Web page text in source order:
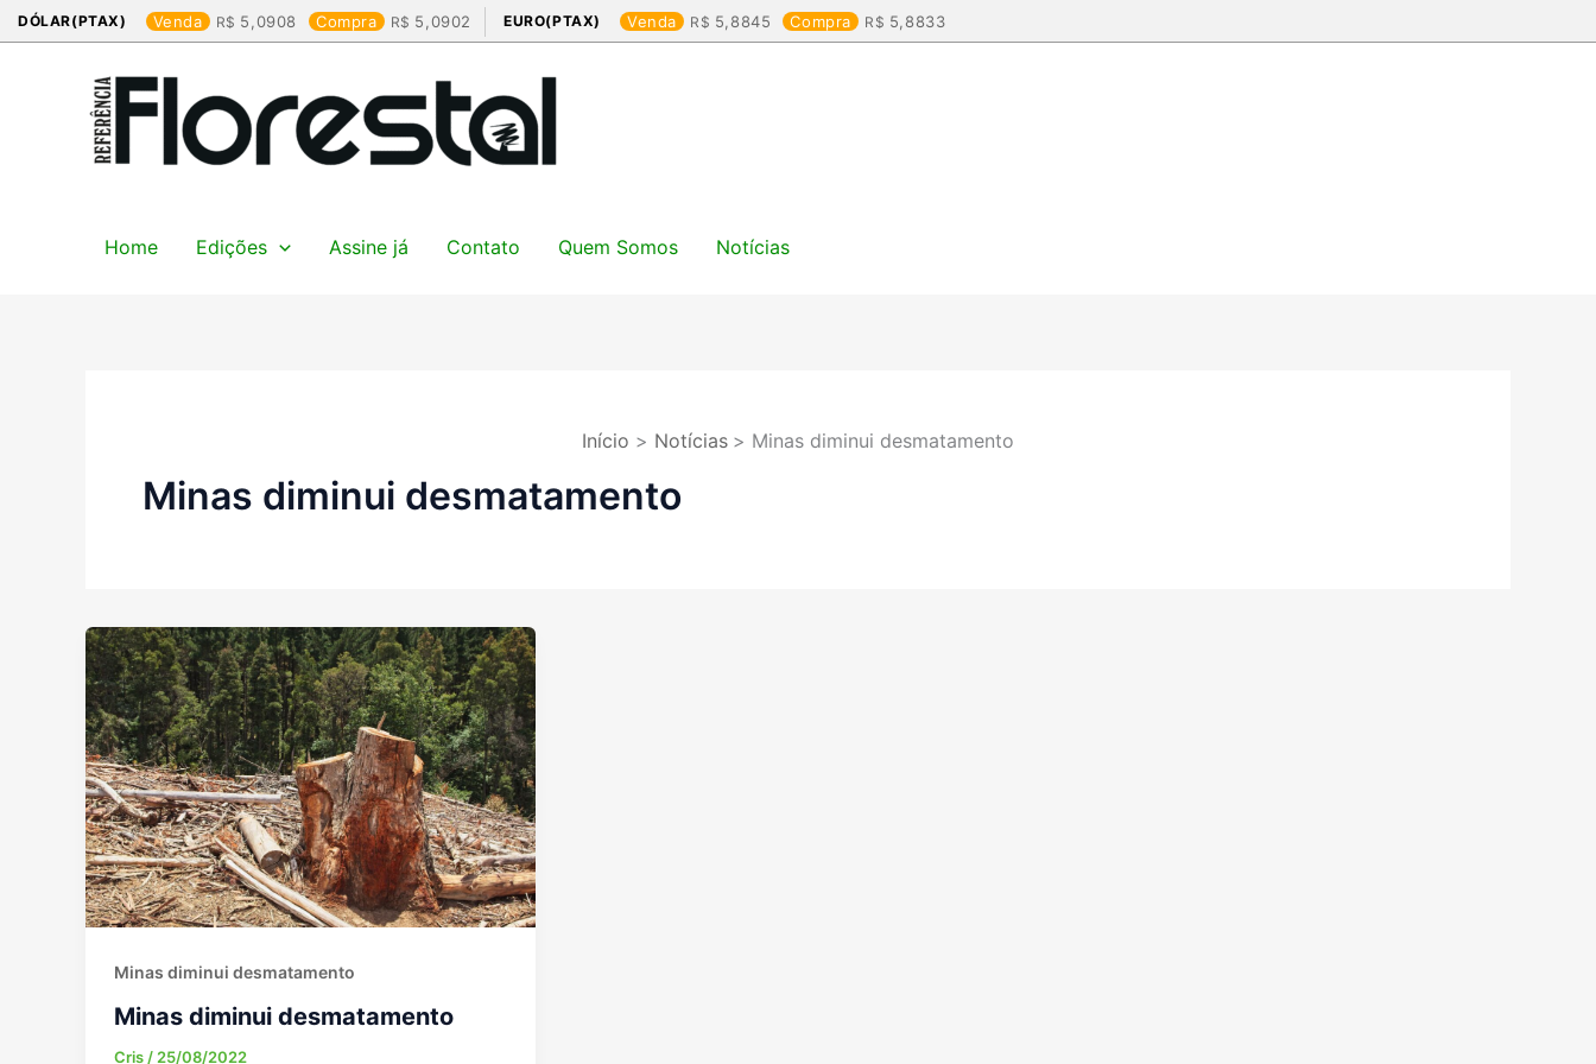
DÓLAR(PTAX) Venda 5,0908 Compra 5,0902 EURO(PTAX) Venda 5,8845 Compra 5,8833
para
Home Edições Assine já Contato Quem Somos Notícias
Início Notícias Minas diminui desmatamento
Minas diminui desmatamento
Minas diminui desmatamento
Minas diminui desmatamento
Cris/25/08/2022